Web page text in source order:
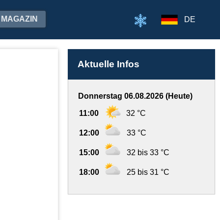
MAGAZIN DE
Aktuelle Infos
Donnerstag 06.08.2026 (Heute)
11:00 32 °C
12:00 33 °C
15:00 32 bis 33 °C
18:00 25 bis 31 °C